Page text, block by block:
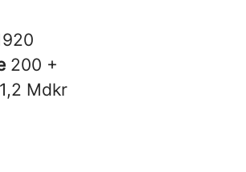
200 +
1,2 Mdkr